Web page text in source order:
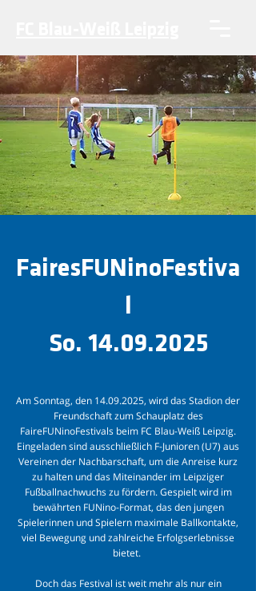
FairesFUNinoFestiva
l
So. 14.09.2025
Am Sonntag, den 14.09.2025, wird das Stadion der
Freundschaft zum Schauplatz des
FaireFUNinoFestivals beim FC Blau-Weiß Leipzig.
Eingeladen sind ausschließlich F-Junioren (U7) aus
Vereinen der Nachbarschaft, um die Anreise kurz
zu halten und das Miteinander im Leipziger
Fußballnachwuchs zu fördern. Gespielt wird im
bewährten FUNino-Format, das den jungen
Spielerinnen und Spielern maximale Ballkontakte,
viel Bewegung und zahlreiche Erfolgserlebnisse
bietet.
Doch das Festival ist weit mehr als nur ein